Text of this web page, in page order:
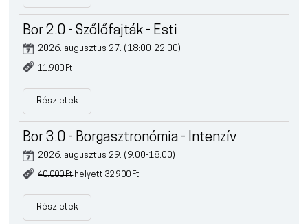
Bor 2.0 - Szőlőfajták - Esti
2026. augusztus 27. (18:00-22:00)
11.900 Ft
Részletek
Bor 3.0 - Borgasztronómia - Intenzív
2026. augusztus 29. (9:00-18:00)
40.000 Fthelyett 32.900 Ft
Részletek